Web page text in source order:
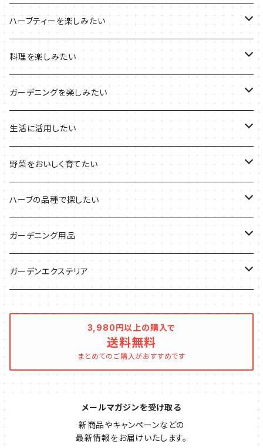
木製プランターの栽培キット
プラ製プランターの栽培キット
その他のプランターの栽培キット
2022年の母の日
2021年の敬老の日
2021年のハロウィン
2021年のクリスマス
ハーブミックス
ハーブブーケ
フレッシュハーブ
ハーブティーを楽しみたい
ハーブティーの定番ハーブ
リラックスしたい時に
シャキッとしたい時に
デトックスに
気分で香りを楽しみたい
料理を楽しみたい
料理の定番ハーブ
イタリア料理に
魚料理に
BBQ・肉料理に
サラダに使いたい
秋植えで料理に
ガーデニングを楽しみたい
花を楽しみたい
カラーリーフ
ハーブガーデンづくりに
夏のハーブガーデンに
生活に活用したい
パーティーハーブ
インスタ映えハーブ
虫よけに使いたい
ハーブバスに
野菜をおいしく育てたい
トマトのコンパニオン
ジャガイモのコンパニオン
葉物野菜のコンパニオン
イチゴをおいしく育てたい
ハーブの品種で探したい
ミント・ハーブ苗
バジル・ハーブ苗
ガーデニング用品
その他
樹脂製 / プラ製プランター
ファイバー製プランター
ガーデンエクステリア
3,980円以上の購入で
送料無料
まとめてのご購入がおすすめです
メールマガジンを受け取る
新商品やキャンペーンなどの
最新情報をお届けいたします。